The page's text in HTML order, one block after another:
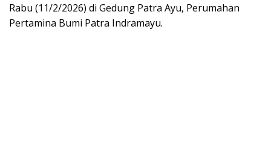
Rabu (11/2/2026) di Gedung Patra Ayu, Perumahan
Pertamina Bumi Patra Indramayu.